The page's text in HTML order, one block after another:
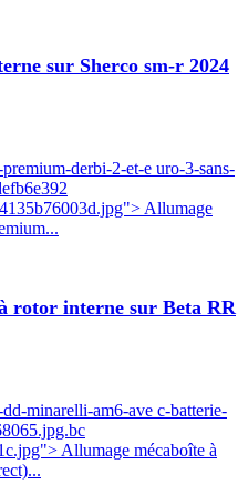
sur Sherco sm-r 2024
derbi-2-et-e uro-3-sans-
Allumage
rotor interne sur Beta RR
minarelli-am6-ave c-batterie-
Allumage mécaboîte à